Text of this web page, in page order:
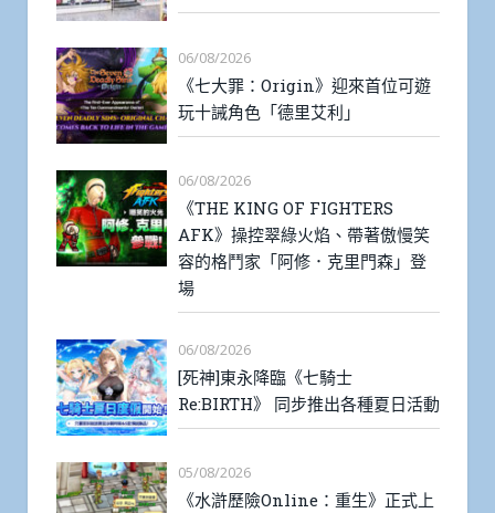
06/08/2026
《七大罪：Origin》迎來首位可遊
玩十誡角色「德里艾利」
06/08/2026
《THE KING OF FIGHTERS
AFK》操控翠綠火焰、帶著傲慢笑
容的格鬥家「阿修．克里門森」登
場
06/08/2026
[死神]東永降臨《七騎士
Re:BIRTH》 同步推出各種夏日活動
05/08/2026
《水滸歷險Online：重生》正式上